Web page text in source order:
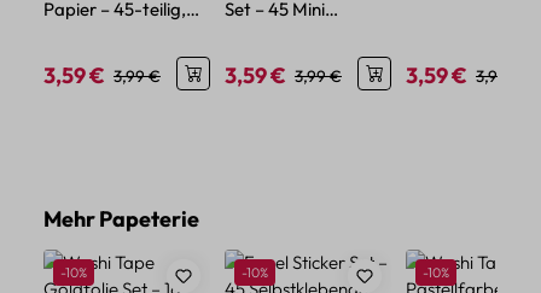
Papier – 45-teilig,
Verkaufspreis:
3,59 € Regulärer Preis:
3,99 €
Set – 45 Mini
Verkaufspreis:
3,59 € Regulärer Preis:
3,99 €
Verkaufspreis:
3,59 € 3,99 €
Produktgalerie überspringen
Mehr Papeterie
Rabatt
-10% Rabatt
-10% Rabatt
-10%